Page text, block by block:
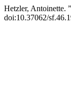
Hetzler, Antoinette.
doi:10.37062/